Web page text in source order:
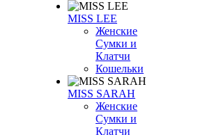
MISS LEE
Женские
Сумки и
Клатчи
Кошельки
MISS SARAH
Женские
Сумки и
Клатчи